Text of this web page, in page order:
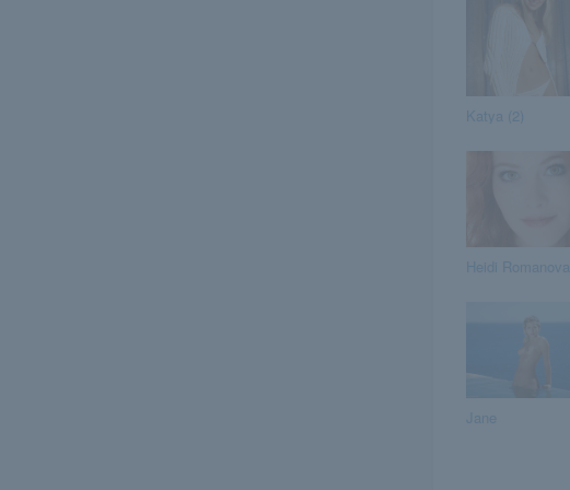
Katya (2)
Heidi Romanova
Jane